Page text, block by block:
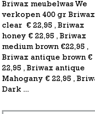
Briwax meubelwas We
verkopen 400 gr Briwax
clear € 22,95 , Briwax
honey € 22,95 , Briwax
medium brown €22,95 ,
Briwax antique brown €
22,95 , Briwax antique
Mahogany € 22,95 ,
Dark ...